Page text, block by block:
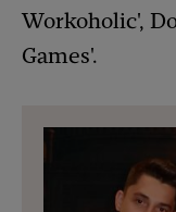
Workoholic',
Games'.